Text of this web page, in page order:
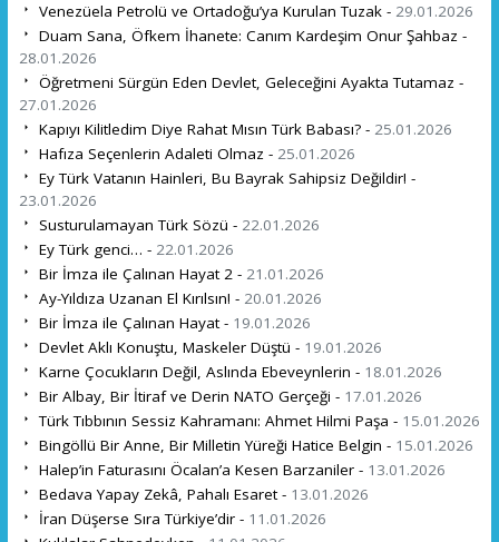
Venezüela Petrolü ve Ortadoğu’ya Kurulan Tuzak - 29.01.2026
Duam Sana, Öfkem İhanete: Canım Kardeşim Onur Şahbaz -
28.01.2026
Öğretmeni Sürgün Eden Devlet, Geleceğini Ayakta Tutamaz -
27.01.2026
Kapıyı Kilitledim Diye Rahat Mısın Türk Babası? - 25.01.2026
Hafıza Seçenlerin Adaleti Olmaz - 25.01.2026
Ey Türk Vatanın Hainleri, Bu Bayrak Sahipsiz Değildir! -
23.01.2026
Susturulamayan Türk Sözü - 22.01.2026
Ey Türk genci… - 22.01.2026
Bir İmza ile Çalınan Hayat 2 - 21.01.2026
Ay-Yıldıza Uzanan El Kırılsın! - 20.01.2026
Bir İmza ile Çalınan Hayat - 19.01.2026
Devlet Aklı Konuştu, Maskeler Düştü - 19.01.2026
Karne Çocukların Değil, Aslında Ebeveynlerin - 18.01.2026
Bir Albay, Bir İtiraf ve Derin NATO Gerçeği - 17.01.2026
Türk Tıbbının Sessiz Kahramanı: Ahmet Hilmi Paşa - 15.01.2026
Bingöllü Bir Anne, Bir Milletin Yüreği Hatice Belgin - 15.01.2026
Halep’in Faturasını Öcalan’a Kesen Barzaniler - 13.01.2026
Bedava Yapay Zekâ, Pahalı Esaret - 13.01.2026
İran Düşerse Sıra Türkiye’dir - 11.01.2026